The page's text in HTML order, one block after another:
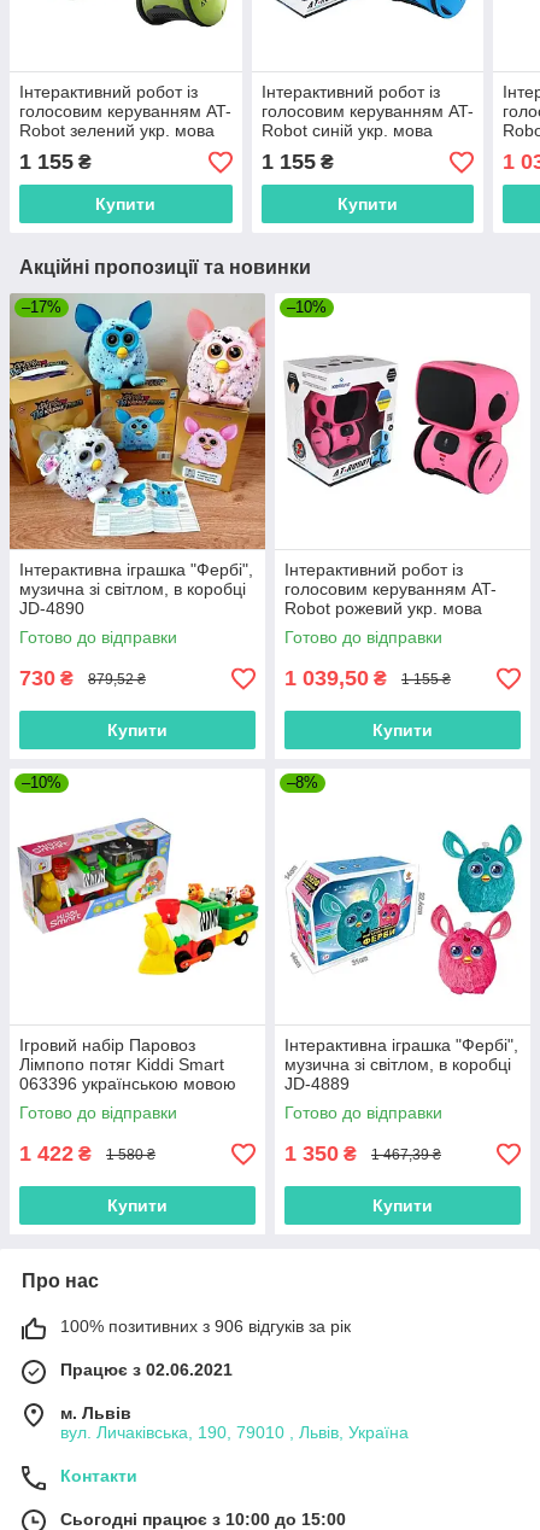
Інтерактивний робот із
голосовим керуванням AT-
Robot зелений укр. мова
TOYS" Оригінал
1 155 ₴
Купити
Інтерактивний робот із
голосовим керуванням AT-
Robot синій укр. мова
TOYS" Оригінал
1 155₴
Купити
1
Акційні пропозиції та новинки
–17%
Інтерактивна іграшка "Фербі",
музична зі світлом, в коробці
JD-4890
Готово до відправки
730 ₴ 879,52 ₴
Купити
–10%
Інтерактивний робот із
голосовим керуванням AT-
Robot рожевий укр. мова
AT001-04-UKR "AHEAD
TOYS" Оригінал
Готово до відправки
1 039,50 ₴ 1 155 ₴
Купити
–10%
Ігровий набір Паровоз
Лімпопо потяг Kiddi Smart
063396 українською мовою
Готово до відправки
1 422 ₴ 1 580 ₴
Купити
–8%
Інтерактивна іграшка "Фербі",
музична зі світлом, в коробці
JD-4889
Готово до відправки
1 350 ₴ 1 467,39 ₴
Купити
Про нас
100% позитивних з 906 відгуків за рік
Працює з 02.06.2021
м. Львів
вул. Личаківська, 190, 79010 , Львів, Україна
Контакти
Сьогодні працює з 10:00 до 15:00